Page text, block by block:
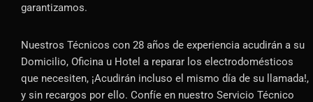
garantizamos.
Nuestros Técnicos con 28 años de experiencia acudirán a su
Domicilio, Oficina u Hotel a reparar los electrodomésticos
que necesiten, ¡Acudirán incluso el mismo día de su llamada!,
y sin recargos por ello. Confíe en nuestro Servicio Técnico